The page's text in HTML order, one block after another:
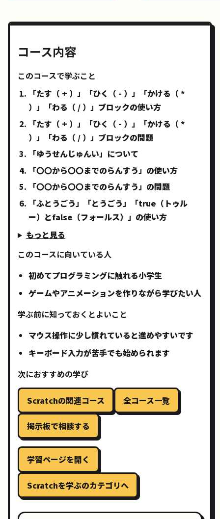
コース内容
このコースで学ぶこと
「たす（ + ）」「ひく（ - ）」「かける（ *
）」「わる（ / ）」ブロックの使い方
「たす（ + ）」「ひく（ - ）」「かける（ *
）」「わる（ / ）」ブロックの問題
「ゆうせんじゅんい」について
「〇〇から〇〇までのらんすう」の使い方
「〇〇から〇〇までのらんすう」の問題
「ふとうごう」「とうごう」「true（トゥル
ー）とfalse（フォールス）」の使い方
もっと見る
このコースに向いている人
初めてプログラミングに触れる小学生
ゲームやアニメーションを作りながら学びたい人
学ぶ前に知っておくとよいこと
マウス操作に少し慣れていると進めやすいです
キーボード入力が苦手でも始められます
次におすすめの学び
Scratchの関連コース 全コース一覧
掲示板で相談する
学習ページを開く
Scratchを学ぶのカテゴリへ